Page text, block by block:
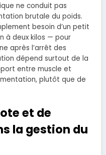
ne conduit pas
brutale du poids.
besoin d’un petit
à deux kilos — pour
après l’arrêt des
dépend surtout de la
entre muscle et
plutôt que de
et de
la gestion du